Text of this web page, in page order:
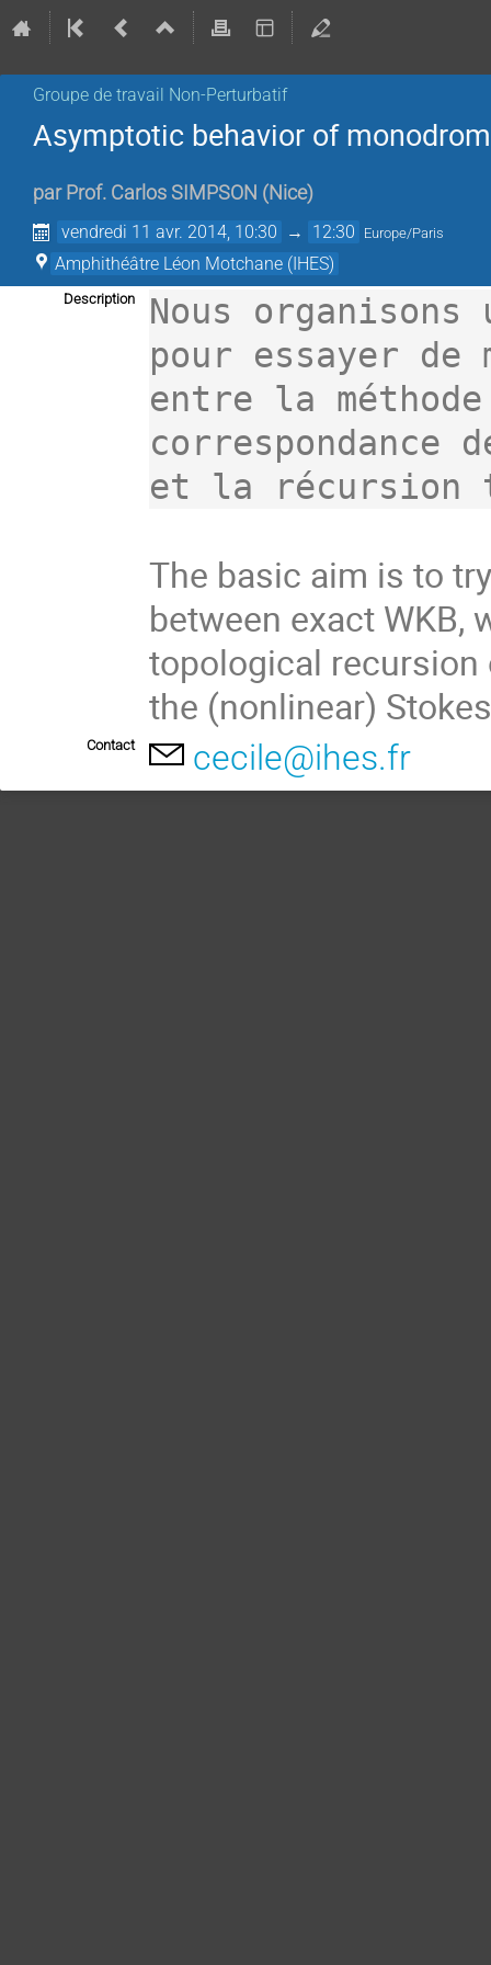
Groupe de travail Non-Perturbatif
Asymptotic behavior of
par Prof. Carlos SIMPSON (Nice)
vendredi 11 avr. 2014, 10:30 → 12:30 Europe/Paris
Amphithéâtre Léon Motchane (IHES)
Description
Nous
pour essayer de
entre la méthode
correspondance
et la récursion
The basic aim is to
between exact WKB,
topological recursion
the (nonlinear)
Contact cecile@ihes.fr